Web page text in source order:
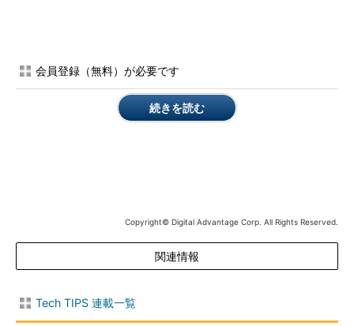
Get-PSDriveでドライブ情報を取得する
プションなしで実行すると、ローカルドライブの使用済みサ
イズと空きサイズを取得・表示する（レジストリや環境変数
会員登録（無料）が必要です
続きを読む
Copyright© Digital Advantage Corp. All Rights Reserved.
関連情報
Tech TIPS 連載一覧